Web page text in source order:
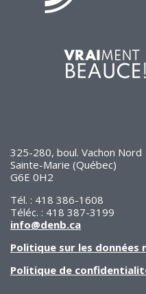
325-280, boul. Vachon Nord
Sainte-Marie (Québec)
G6E 0H2
Tél. : 418 386-1608
Téléc. : 418 387-3199
info@denb.ca
Politique sur les données
Politique de